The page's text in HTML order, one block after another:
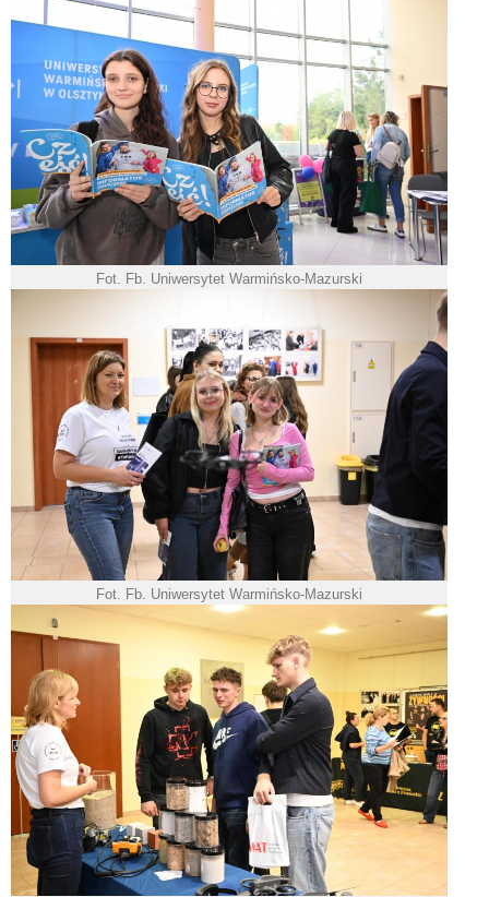
Fot. Fb. Uniwersytet Warmińsko-Mazurski
Fot. Fb. Uniwersytet Warmińsko-Mazurski